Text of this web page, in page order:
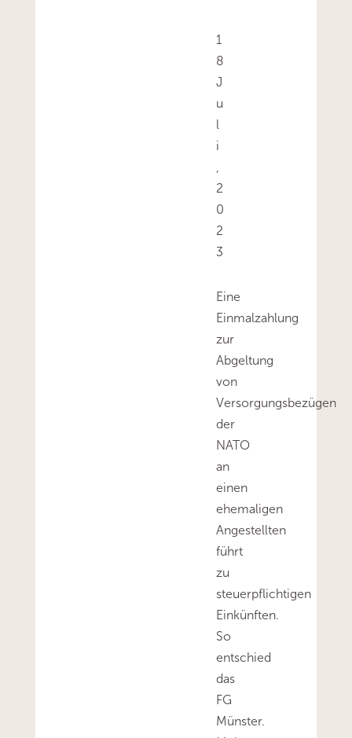
1
8
J
u
l
i
2
0
2
3
Eine
Einmalzahlung
zur
Abgeltung
von
Versorgungsbezügen
der
NATO
an
einen
ehemaligen
Angestellten
führt
zu
steuerpflichtigen
Einkünften.
So
entschied
das
FG
Münster.